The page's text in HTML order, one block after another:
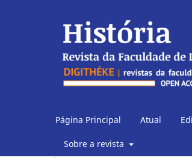
Página Principal Atual
Sobre a revista